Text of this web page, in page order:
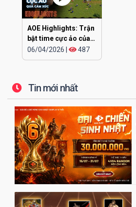
AOE Highlights: Trận
bật time cực ảo của
CHIP
06/04/2026 487
Tin mới nhất